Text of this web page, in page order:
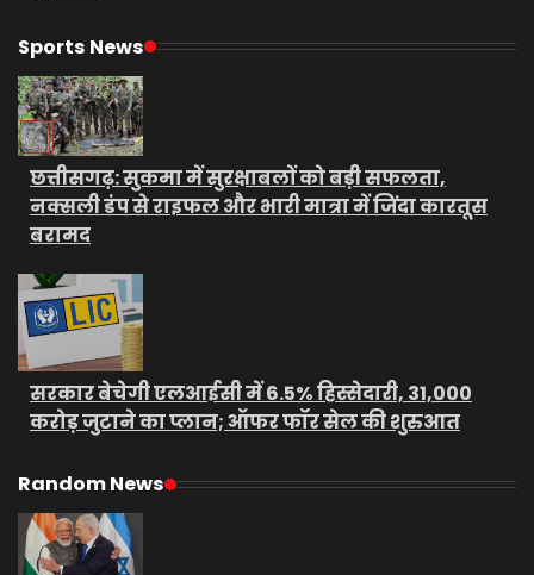
Sports News
छत्तीसगढ़: सुकमा में सुरक्षाबलों को बड़ी सफलता,
नक्सली डंप से राइफल और भारी मात्रा में जिंदा कारतूस
बरामद
सरकार बेचेगी एलआईसी में 6.5% हिस्सेदारी, 31,000
करोड़ जुटाने का प्लान; ऑफर फॉर सेल की शुरुआत
Random News